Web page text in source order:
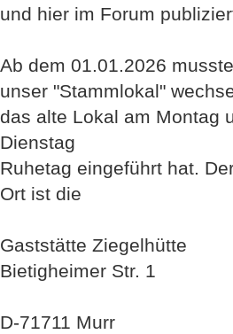
und hier im Forum
Ab dem 01.01.2026
unser "Stammlokal"
das alte Lokal am Montag
Dienstag
Ruhetag eingeführt hat.
Ort ist die
Gaststätte Ziegelhütte
Bietigheimer Str. 1
D-71711 Murr